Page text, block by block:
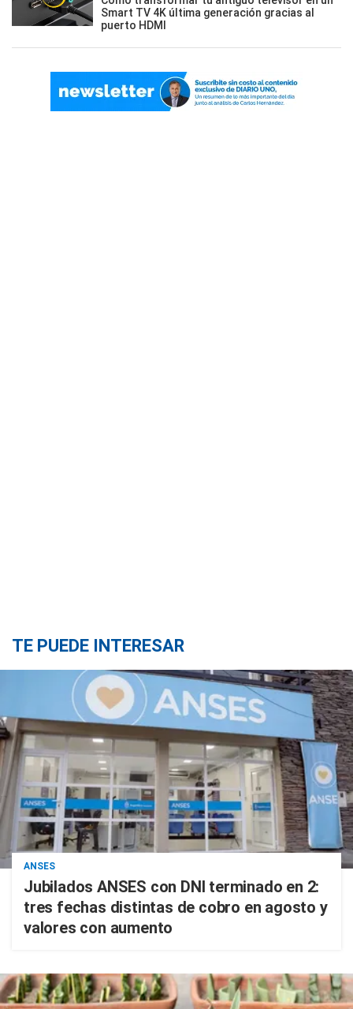
Smart TV 4K última generación gracias al
puerto HDMI
TE PUEDE INTERESAR
ANSES
Jubilados ANSES con DNI terminado en 2:
tres fechas distintas de cobro en agosto y
valores con aumento